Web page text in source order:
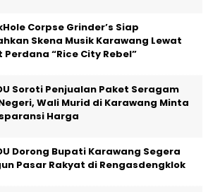
Corpse Grinder’s Siap
Skena Musik Karawang Lewat
Perdana “Rice City Rebel”
Soroti Penjualan Paket Seragam
Wali Murid di Karawang Minta
Harga
Dorong Bupati Karawang Segera
Pasar Rakyat di Rengasdengklok